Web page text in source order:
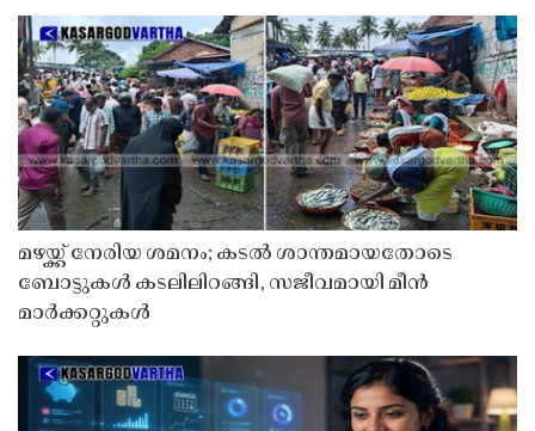
മഴയ്ക്ക് നേരിയ ശമനം; കടൽ ശാന്തമായതോടെ
ബോട്ടുകൾ കടലിലിറങ്ങി, സജീവമായി മീൻ
മാർക്കറ്റുകൾ